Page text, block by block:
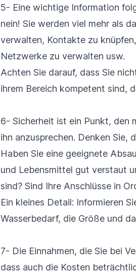
5- Eine wichtige Information
nein! Sie werden viel mehr als
verwalten, Kontakte zu
Netzwerke zu verwalten usw.
Achten Sie darauf, dass Sie
ihrem Bereich kompetent sind,
6- Sicherheit ist ein Punkt, den
ihn anzusprechen. Denken Sie,
Haben Sie eine geeignete
und Lebensmittel gut verstaut
sind? Sind Ihre Anschlüsse in
Ein kleines Detail: Informieren
Wasserbedarf, die Größe und
7- Die Einnahmen, die Sie bei
dass auch die Kosten